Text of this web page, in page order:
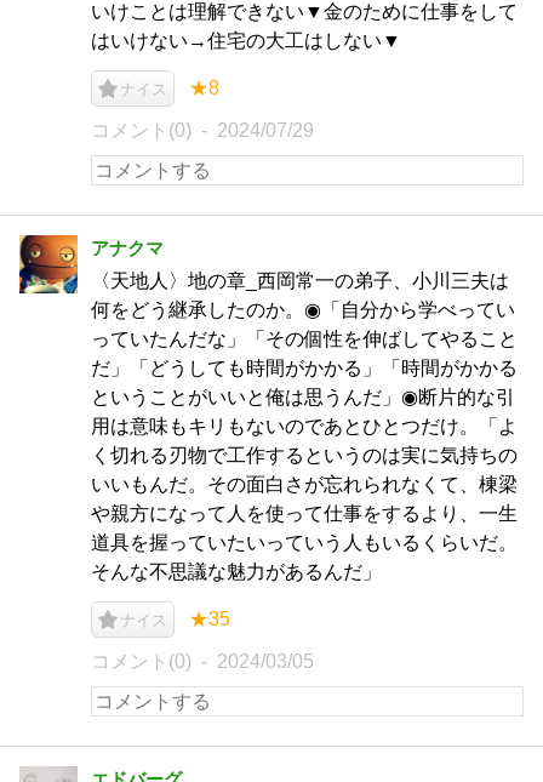
いけことは理解できない▼金のために仕事をして
はいけない→住宅の大工はしない▼
ナイス ★8
コメント(0) 2024/07/29
アナクマ
〈天地人〉地の章_西岡常一の弟子、小川三夫は
何をどう継承したのか。◉「自分から学べってい
っていたんだな」「その個性を伸ばしてやること
だ」「どうしても時間がかかる」「時間がかかる
ということがいいと俺は思うんだ」◉断片的な引
用は意味もキリもないのであとひとつだけ。「よ
く切れる刃物で工作するというのは実に気持ちの
いいもんだ。その面白さが忘れられなくて、棟梁
や親方になって人を使って仕事をするより、一生
道具を握っていたいっていう人もいるくらいだ。
そんな不思議な魅力があるんだ」
ナイス ★35
コメント(0) 2024/03/05